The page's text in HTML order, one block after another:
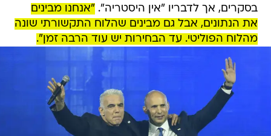
בסקרים, אך לדבריו "אין היסטריה". "אנחנו מבינים
את הנתונים, אבל גם מבינים שהלוח התקשורתי שונה
מהלוח הפוליטי. עד הבחירות יש עוד הרבה זמן".